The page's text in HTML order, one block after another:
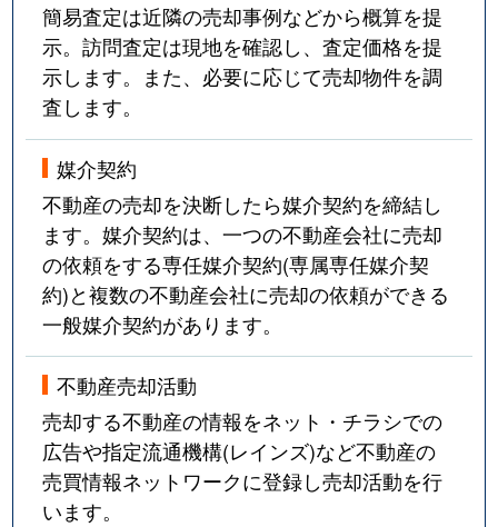
簡易査定は近隣の売却事例などから概算を提
示。訪問査定は現地を確認し、査定価格を提
示します。また、必要に応じて売却物件を調
査します。
媒介契約
不動産の売却を決断したら媒介契約を締結し
ます。媒介契約は、一つの不動産会社に売却
の依頼をする専任媒介契約(専属専任媒介契
約)と複数の不動産会社に売却の依頼ができる
一般媒介契約があります。
不動産売却活動
売却する不動産の情報をネット・チラシでの
広告や指定流通機構(レインズ)など不動産の
売買情報ネットワークに登録し売却活動を行
います。